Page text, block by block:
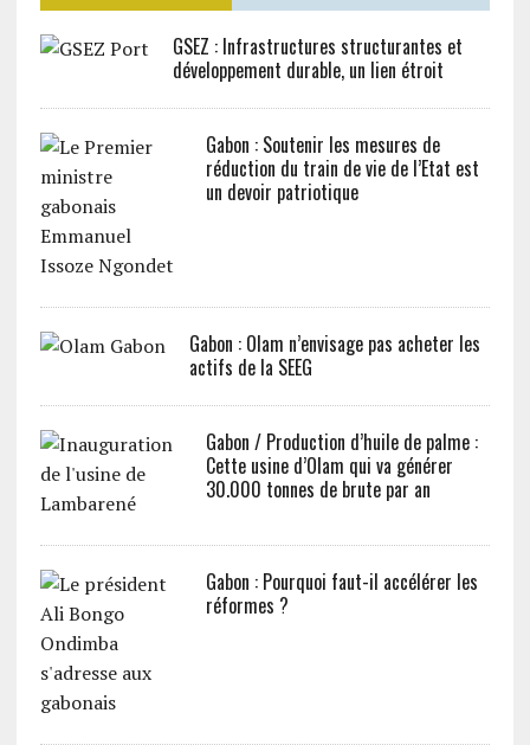
GSEZ : Infrastructures structurantes et
développement durable, un lien étroit
Gabon : Soutenir les mesures de
réduction du train de vie de l’Etat est
un devoir patriotique
Gabon : Olam n’envisage pas acheter les
actifs de la SEEG
Gabon / Production d’huile de palme :
Cette usine d’Olam qui va générer
30.000 tonnes de brute par an
Gabon : Pourquoi faut-il accélérer les
réformes ?